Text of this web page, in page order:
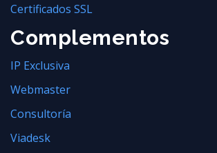
Certificados SSL
Complementos
IP Exclusiva
Webmaster
Consultoría
Viadesk